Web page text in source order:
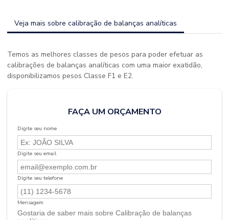
Veja mais sobre calibração de balanças analíticas
Temos as melhores classes de pesos para poder efetuar as
calibrações de balanças analíticas com uma maior exatidão,
disponibilizamos pesos Classe F1 e E2.
FAÇA UM ORÇAMENTO
Digite seu nome
Digite seu email
Digite seu telefone
Mensagem